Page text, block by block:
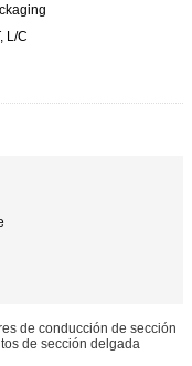
L/C
de conducción de sección
de sección delgada